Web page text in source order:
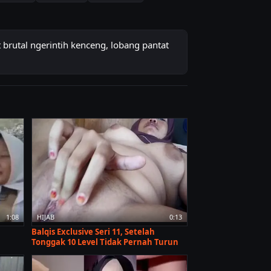
ngerintih kenceng, lobang pantat
1:08
Balqis Exclusive Seri 11, Setelah
Tonggak 10 Level Tidak Pernah Turun
HIJAB 0:13